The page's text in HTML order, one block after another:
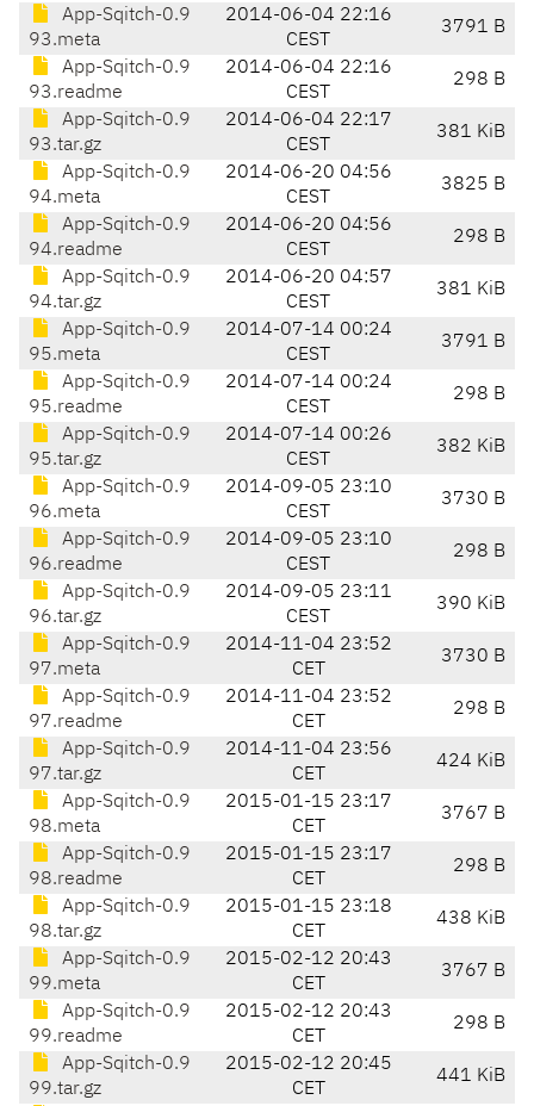
App-Sqitch-0.9
93.meta
2014-06-04 22:16
CEST
3791 B
App-Sqitch-0.9
93.readme
2014-06-04 22:16
CEST
298 B
App-Sqitch-0.9
93.tar.gz
2014-06-04 22:17
CEST
381 KiB
App-Sqitch-0.9
94.meta
2014-06-20 04:56
CEST
3825 B
App-Sqitch-0.9
94.readme
2014-06-20 04:56
CEST
298 B
App-Sqitch-0.9
94.tar.gz
2014-06-20 04:57
CEST
381 KiB
App-Sqitch-0.9
95.meta
2014-07-14 00:24
CEST
3791 B
App-Sqitch-0.9
95.readme
2014-07-14 00:24
CEST
298 B
App-Sqitch-0.9
95.tar.gz
2014-07-14 00:26
CEST
382 KiB
App-Sqitch-0.9
96.meta
2014-09-05 23:10
CEST
3730 B
App-Sqitch-0.9
96.readme
2014-09-05 23:10
CEST
298 B
App-Sqitch-0.9
96.tar.gz
2014-09-05 23:11
CEST
390 KiB
App-Sqitch-0.9
97.meta
2014-11-04 23:52
CET
3730 B
App-Sqitch-0.9
97.readme
2014-11-04 23:52
CET
298 B
App-Sqitch-0.9
97.tar.gz
2014-11-04 23:56
CET
424 KiB
App-Sqitch-0.9
98.meta
2015-01-15 23:17
CET
3767 B
App-Sqitch-0.9
98.readme
2015-01-15 23:17
CET
298 B
App-Sqitch-0.9
98.tar.gz
2015-01-15 23:18
CET
438 KiB
App-Sqitch-0.9
99.meta
2015-02-12 20:43
CET
3767 B
App-Sqitch-0.9
99.readme
2015-02-12 20:43
CET
298 B
App-Sqitch-0.9
99.tar.gz
2015-02-12 20:45
CET
441 KiB